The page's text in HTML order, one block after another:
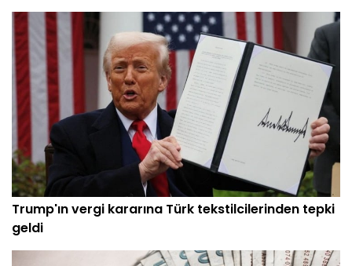
Trump'ın vergi kararına Türk tekstilcilerinden tepki
geldi